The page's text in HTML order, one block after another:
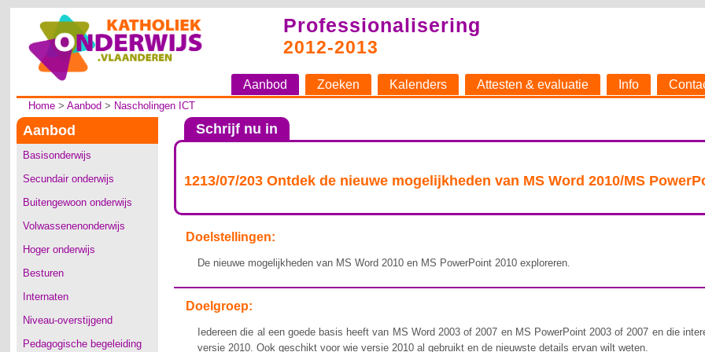
Professionalisering
2012-2013
Aanbod Zoeken Kalenders Attesten & evaluatie Info
Home >Aanbod > Nascholingen ICT
Aanbod
Basisonderwijs
Secundair onderwijs
Buitengewoon onderwijs
Volwassenenonderwijs
Hoger onderwijs
Besturen
Internaten
Niveau-overstijgend
Pedagogische begeleiding
Schrijf nu in
1213/07/203 Ontdek de nieuwe mogelijkheden van MS Word 2010/MS
Doelstellingen:
De nieuwe mogelijkheden van MS Word 2010 en MS PowerPoint 2010 exploreren.
Doelgroep:
Iedereen die al een goede basis heeft van MS Word 2003 of 2007 en MS PowerPoint 2003 of 2007 en die
versie 2010. Ook geschikt voor wie versie 2010 al gebruikt en de nieuwste details ervan wilt weten.